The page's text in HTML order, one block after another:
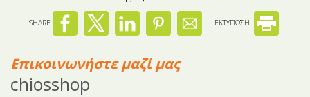
SHARE ΕΚΤΥΠΩΣΗ
Επικοινωνήστε μαζί μας
chiosshop